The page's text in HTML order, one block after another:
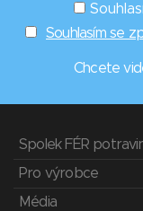
Souhlasím se
Chcete
Spolek FÉR
Pro výrobce
Média